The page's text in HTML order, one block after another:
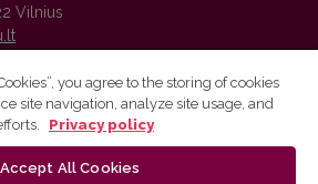
Vilnius
platform and metadata are distributed by
you agree to the storing of cookies
site navigation, analyze site usage, and
Privacy policy
Accept All Cookies